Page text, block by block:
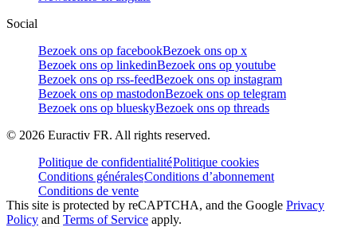
Social
Bezoek ons op facebookBezoek ons op x
Bezoek ons op linkedinBezoek ons op youtube
Bezoek ons op rss-feedBezoek ons op instagram
Bezoek ons op mastodonBezoek ons op telegram
Bezoek ons op blueskyBezoek ons op threads
© 2026 Euractiv FR. All rights reserved.
Politique de confidentialitéPolitique cookies
Conditions généralesConditions d’abonnement
Conditions de vente
This site is protected by reCAPTCHA, and the Google Privacy
Policy and Terms of Service apply.